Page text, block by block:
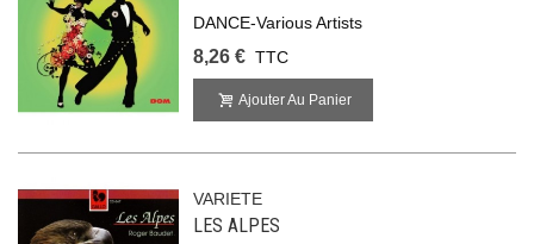
DANCE-Various Artists
8,26 € TTC
Ajouter Au Panier
VARIETE
LES ALPES